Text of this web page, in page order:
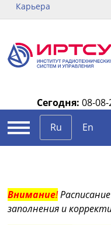
Карьера
Сегодня: 08-08-
Ru
En
Внимание!
заполнения и